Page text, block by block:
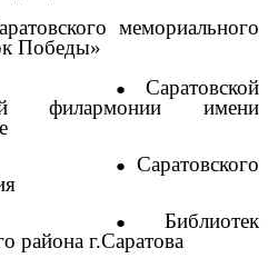
мемориального
Победы»
Саратовской
филармонии имени
Саратовского
Библиотек
района г.Саратова